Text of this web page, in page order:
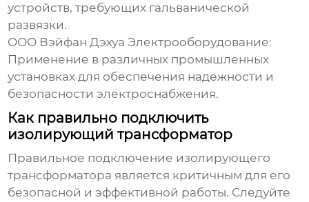
устройств, требующих гальванической
развязки.
ООО Вэйфан Дэхуа Электрооборудование:
Применение в различных промышленных
установках для обеспечения надежности и
безопасности электроснабжения.
Как правильно подключить
изолирующий трансформатор
Правильное подключение изолирующего
трансформатора является критичным для его
безопасной и эффективной работы. Следуйте